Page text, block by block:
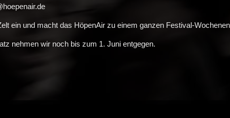
ein und macht das HöpenAir zu einem ganzen Festival-
nehmen wir noch bis zum 1. Juni entgegen.